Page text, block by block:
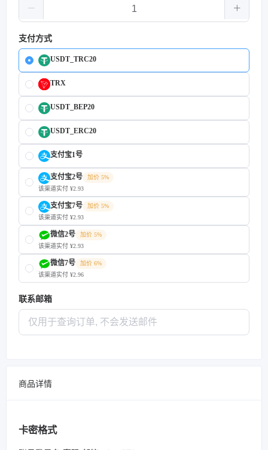
支付方式
USDT_TRC20
TRX
USDT_BEP20
USDT_ERC20
支付宝1号
支付宝2号
加价 5%
该渠道实付 ¥2.93
支付宝7号
加价 5%
该渠道实付 ¥2.93
微信2号
加价 5%
该渠道实付 ¥2.93
微信7号
加价 6%
该渠道实付 ¥2.96
联系邮箱
商品详情
卡密格式